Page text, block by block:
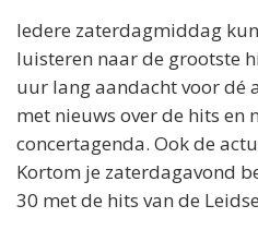
Iedere zaterdagmiddag
luisteren naar de grootste
uur lang aandacht voor dé
met nieuws over de hits en
concertagenda. Ook de
Kortom je zaterdagavond
30 met de hits van de